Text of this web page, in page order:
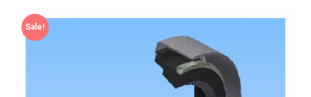
Sale!